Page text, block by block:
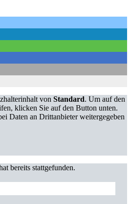
von Standard. Um auf den
klicken Sie auf den Button unten.
Daten an Drittanbieter weitergegeben
bereits stattgefunden.